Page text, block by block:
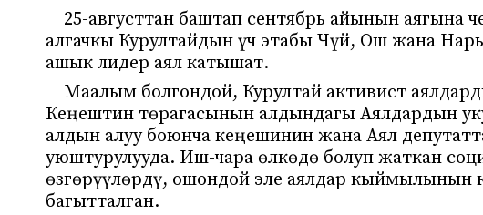
25-августтан баштап сентябрь айынын
алгачкы Курултайдын үч этабы Чүй, Ош жана
ашык лидер аял катышат.
Маалым болгондой, Курултай активист
Кеңештин төрагасынын алдындагы Аялдардын
алдын алуу боюнча кеңешинин жана Аял
уюштурулууда. Иш-чара өлкөдө болуп жаткан
өзгөрүүлөрдү, ошондой эле аялдар кыймылынын
багытталган.